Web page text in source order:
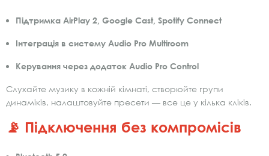
Підтримка AirPlay 2, Google Cast, Spotify Connect
Інтеграція в систему Audio Pro Multiroom
Керування через додаток Audio Pro Control
Слухайте музику в кожній кімнаті, створюйте групи
динаміків, налаштовуйте пресети — все це у кілька кліків.
📡 Підключення без компромісів